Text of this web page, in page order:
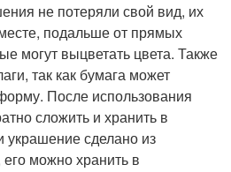
не потеряли свой вид, их
подальше от прямых
могут выцветать цвета. Также
так как бумага может
После использования
сложить и хранить в
украшение сделано из
можно хранить в